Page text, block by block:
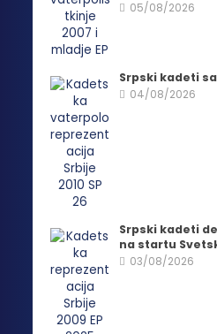
05/08/2026
Srpski kadeti
04/08/2026
Srpski kadeti
na startu
03/08/2026